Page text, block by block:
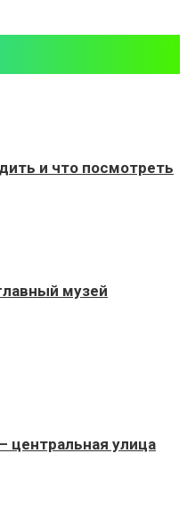
и что посмотреть
музей
центральная улица